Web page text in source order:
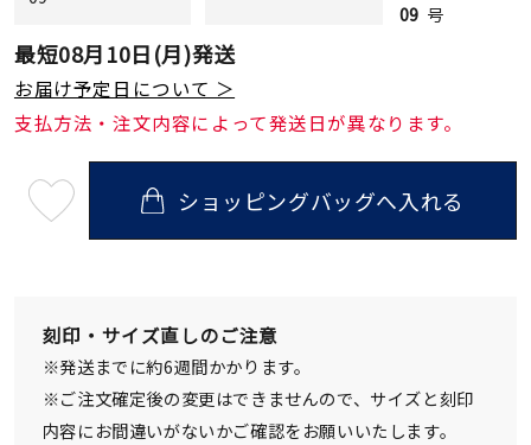
09 号
最短08月10日(月)発送
お届け予定日について ＞
支払方法・注文内容によって発送日が異なります。
08
送
¥105,600 (tax
in)
ショッピングバッグへ入れる
刻印・サイズ直しのご注意
※発送までに約6週間かかります。
※ご注文確定後の変更はできませんので、サイズと刻印
内容にお間違いがないかご確認をお願いいたします。